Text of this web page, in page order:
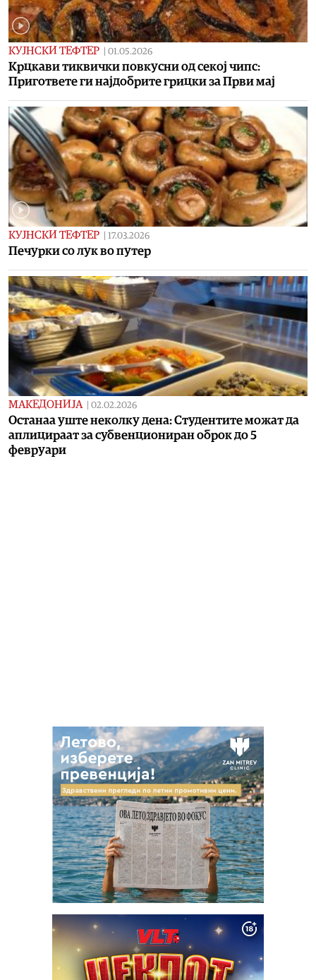
КУЈНСКИ ТЕФТЕР 01.05.2026
Крцкави тиквички повкусни од секој чипс:
Пригответе ги најдобрите грицки за Први мај
КУЈНСКИ ТЕФТЕР 17.03.2026
Печурки со лук во путер
МАКЕДОНИЈА 02.02.2026
Останаа уште неколку дена: Студентите можат да
аплицираат за субвенциониран оброк до 5
февруари